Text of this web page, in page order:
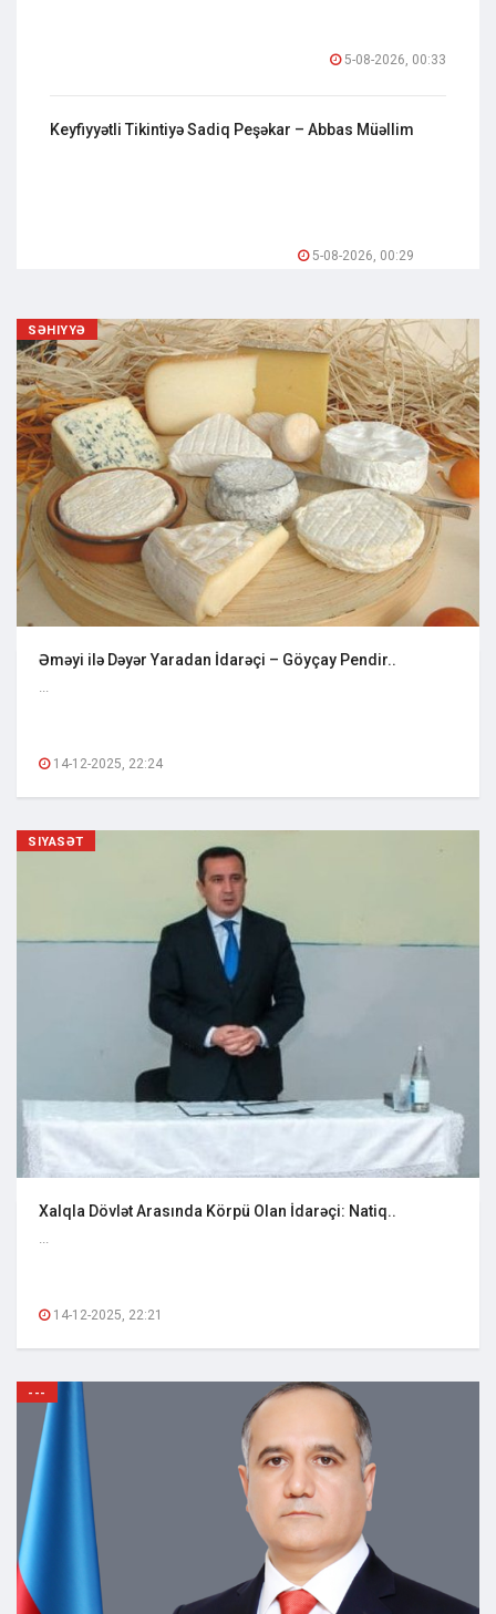
5-08-2026, 00:33
Keyfiyyətli Tikintiyə Sadiq Peşəkar – Abbas Müəllim
5-08-2026, 00:29
SƏHIYYƏ
Əməyi ilə Dəyər Yaradan İdarəçi – Göyçay Pendir..
14-12-2025, 22:24
SIYASƏT
Xalqla Dövlət Arasında Körpü Olan İdarəçi: Natiq..
...
14-12-2025, 22:21
---